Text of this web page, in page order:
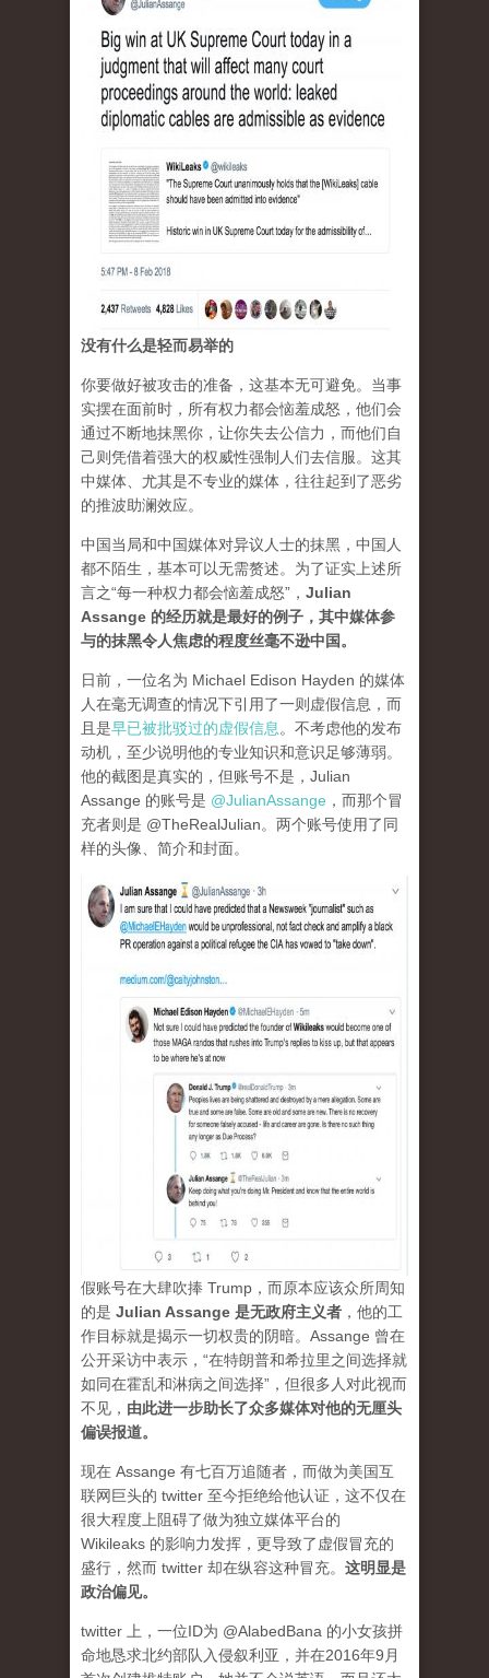
没有什么是轻而易举的
你要做好被攻击的准备，这基本无可避免。当事
实摆在面前时，所有权力都会恼羞成怒，他们会
通过不断地抹黑你，让你失去公信力，而他们自
己则凭借着强大的权威性强制人们去信服。这其
中媒体、尤其是不专业的媒体，往往起到了恶劣
的推波助澜效应。
中国当局和中国媒体对异议人士的抹黑，中国人
都不陌生，基本可以无需赘述。为了证实上述所
言之“每一种权力都会恼羞成怒”， Julian
Assange 的经历就是最好的例子，其中媒体参
与的抹黑令人焦虑的程度丝毫不逊中国。
日前，一位名为 Michael Edison Hayden 的媒体
人在毫无调查的情况下引用了一则虚假信息，而
且是早已被批驳过的虚假信息 。不考虑他的发布
动机，至少说明他的专业知识和意识足够薄弱。
他的截图是真实的，但账号不是，Julian
Assange 的账号是 @JulianAssange ，而那个冒
充者则是 @TheRealJulian。两个账号使用了同
样的头像、简介和封面。
假账号在大肆吹捧 Trump，而原本应该众所周知
的是 Julian Assange 是无政府主义者 ，他的工
作目标就是揭示一切权贵的阴暗。Assange 曾在
公开采访中表示，“在特朗普和希拉里之间选择就
如同在霍乱和淋病之间选择”，但很多人对此视而
不见， 由此进一步助长了众多媒体对他的无厘头
偏误报道。
现在 Assange 有七百万追随者，而做为美国互
联网巨头的 twitter 至今拒绝给他认证，这不仅在
很大程度上阻碍了做为独立媒体平台的
Wikileaks 的影响力发挥，更导致了虚假冒充的
盛行，然而 twitter 却在纵容这种冒充。 这明显是
政治偏见。
twitter 上，一位ID为 @AlabedBana 的小女孩拼
命地恳求北约部队入侵叙利亚，并在2016年9月